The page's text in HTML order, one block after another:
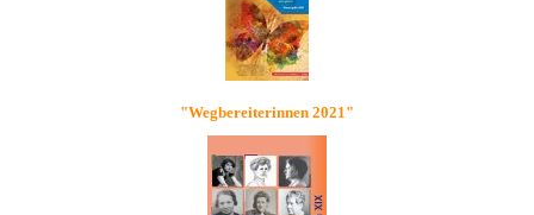
"Wegbereiterinnen 2021"